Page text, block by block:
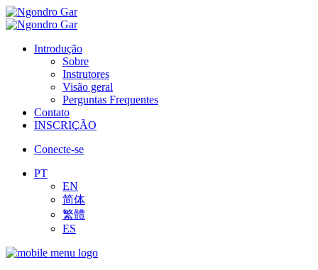
Introdução
Sobre
Instrutores
Visão geral
Perguntas Frequentes
Contato
INSCRIÇÃO
Conecte-se
PT
EN
简体
繁體
ES